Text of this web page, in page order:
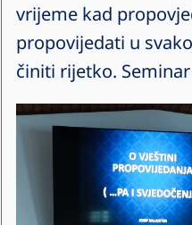
vrijeme kad
propovijedati u
činiti rijetko.